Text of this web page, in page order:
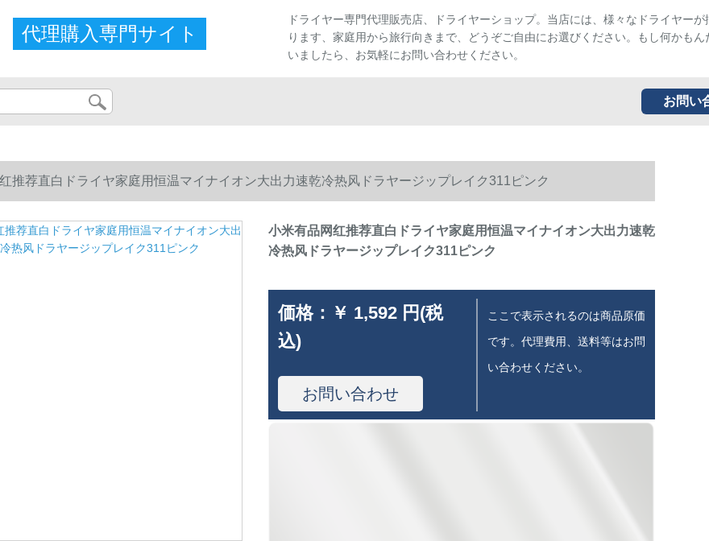
代理購入専門サイト
ドライヤー専門代理販売店、ドライヤーショップ。当店には、様々なドライヤーが
ります、家庭用から旅行向きまで、どうぞご自由にお選びください。もし何かもん
いましたら、お気軽にお問い合わせください。
お問い
推荐直白ドライヤ家庭用恒温マイナイオン大出力速乾冷热风ドラヤージップレイク311ピンク
小米有品网红推荐直白ドライヤ家庭用恒温マイナイオン大出力速乾
冷热风ドラヤージップレイク311ピンク
価格： ￥ 1,592 円(税
込)
お問い合わせ
ここで表示されるのは商品原価
です。代理費用、送料等はお問
い合わせください。